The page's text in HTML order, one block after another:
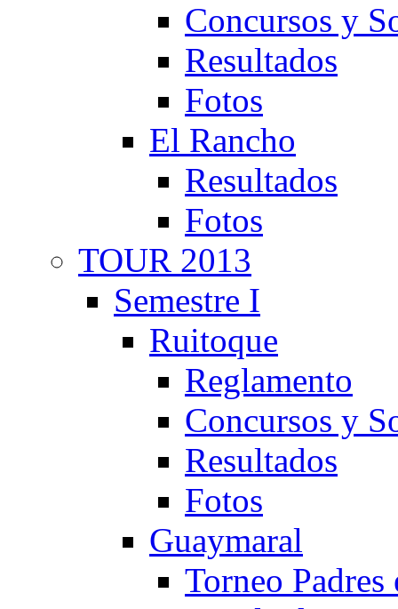
Concursos y
Resultados
Fotos
El Rancho
Resultados
Fotos
TOUR 2013
Semestre I
Ruitoque
Reglamento
Concursos y
Resultados
Fotos
Guaymaral
Torneo